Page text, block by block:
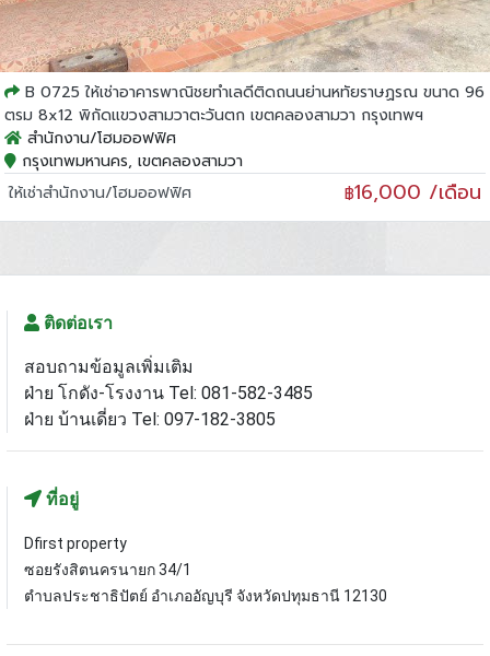
B 0725 ให้เช่าอาคารพาณิชยทำเลดีติดถนนย่านหทัยราษฏรณ ขนาด 96
ตรม 8x12 พิกัดแขวงสามวาตะวันตก เขตคลองสามวา กรุงเทพฯ
สำนักงาน/โฮมออฟฟิศ
กรุงเทพมหานคร, เขตคลองสามวา
ให้เช่าสำนักงาน/โฮมออฟฟิศ
฿16,000 /เดือน
ติดต่อเรา
สอบถามข้อมูลเพิ่มเติม
ฝ่าย โกดัง-โรงงาน Tel: 081-582-3485
ฝ่าย บ้านเดี่ยว Tel: 097-182-3805
ที่อยู่
Dfirst property
ซอยรังสิตนครนายก 34/1
ตำบลประชาธิปัตย์ อำเภออัญบุรี จังหวัดปทุมธานี 12130